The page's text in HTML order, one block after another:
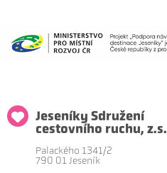
Jeseníky Sdružení
cestovního ruchu, z.s.
Palackého 1341/2
790 01 Jeseník